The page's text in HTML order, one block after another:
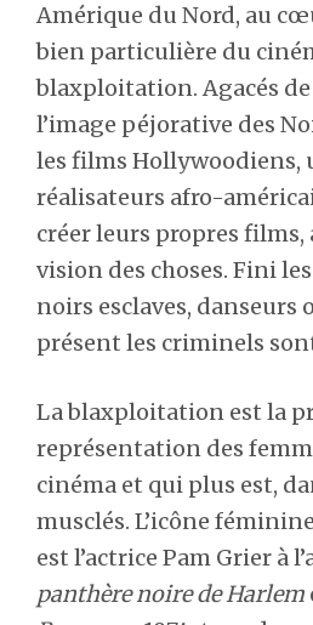
Amérique du Nord, au
bien particulière du
blaxploitation. Agacés
l’image péjorative des
les films Hollywoodiens,
réalisateurs afro-
créer leurs propres films,
vision des choses. Fini
noirs esclaves, danseurs
présent les criminels
La blaxploitation est la
représentation des
cinéma et qui plus est,
musclés. L’icône
est l’actrice Pam Grier à
panthère noire de Harlem